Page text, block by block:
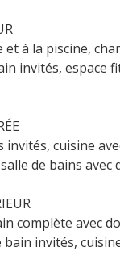
et à la piscine,
invités, espace
cuisine
de bains
complète avec
bain invités,